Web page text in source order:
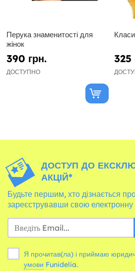
Перука знаменитості для
жінок
390 грн.
ДОСТУПНО
325
ДОСТУП ДО
АКЦІЙ*
Будьте першим, хто дізнається
зареєструвавши свою електронну
Я прочитав(ла) і приймаю
умови Funidelia.